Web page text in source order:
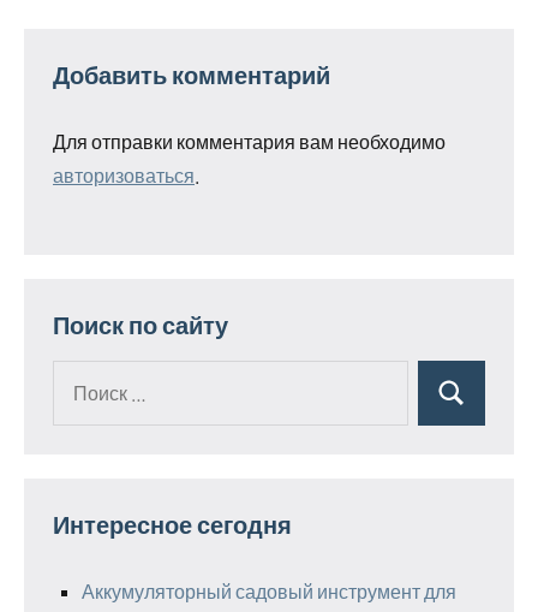
Добавить комментарий
Для отправки комментария вам необходимо
авторизоваться
Поиск по сайту
Поиск
Интересное сегодня
Аккумуляторный садовый инструмент для